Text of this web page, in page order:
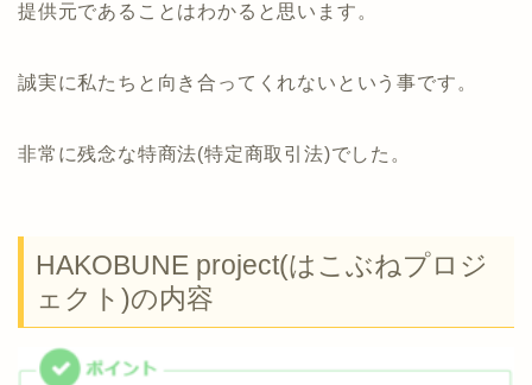
提供元であることはわかると思います。
誠実に私たちと向き合ってくれないという事です。
非常に残念な特商法(特定商取引法)でした。
HAKOBUNE project(はこぶねプロジ
ェクト)の内容